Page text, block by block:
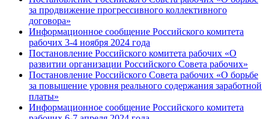
за продвижение прогрессивного коллективного
договора»
Информационное сообщение Российского комитета
рабочих 3-4 ноября 2024 года
Постановление Российского комитета рабочих «О
развитии организации Российского Совета рабочих»
Постановление Российского Совета рабочих «О борьбе
за повышение уровня реального содержания заработной
платы»
Информационное сообщение Российского комитета